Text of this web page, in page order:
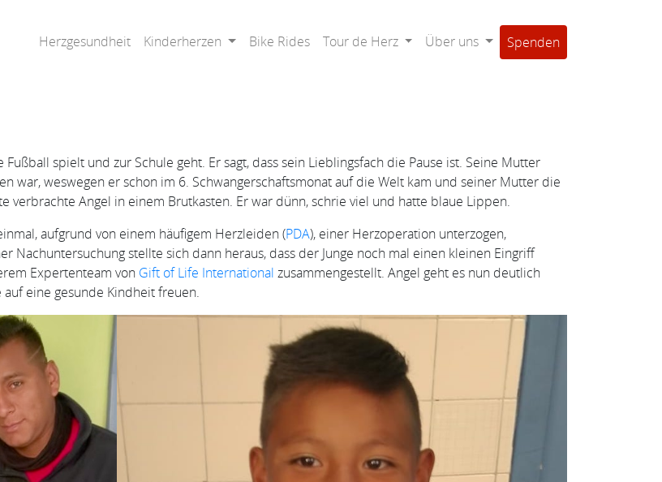
Herzgesundheit Kinderherzen Bike Rides Tour de Herz Über uns Spenden
spielt und zur Schule geht. Er sagt, dass sein Lieblingsfach die Pause ist. Seine Mutter
war, weswegen er schon im 6. Schwangerschaftsmonat auf die Welt kam und seiner Mutter die
Angel in einem Brutkasten. Er war dünn, schrie viel und hatte blaue Lippen.
aufgrund von einem häufigem Herzleiden (PDA), einer Herzoperation unterzogen,
Nachuntersuchung stellte sich dann heraus, dass der Junge noch mal einen kleinen Eingriff
Expertenteam von Gift of Life International zusammengestellt. Angel geht es nun deutlich
eine gesunde Kindheit freuen.